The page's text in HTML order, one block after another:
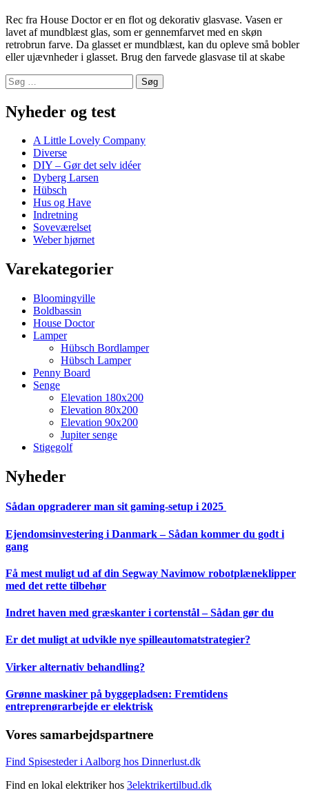
Rec fra House Doctor er en flot og dekorativ glasvase. Vasen er
lavet af mundblæst glas, som er gennemfarvet med en skøn
retrobrun farve. Da glasset er mundblæst, kan du opleve små bobler
eller ujævnheder i glasset. Brug den farvede glasvase til at skabe
Søg
efter:
Nyheder og test
A Little Lovely Company
Diverse
DIY – Gør det selv idéer
Dyberg Larsen
Hübsch
Hus og Have
Indretning
Soveværelset
Weber hjørnet
Varekategorier
Bloomingville
Boldbassin
House Doctor
Lamper
Hübsch Bordlamper
Hübsch Lamper
Penny Board
Senge
Elevation 180x200
Elevation 80x200
Elevation 90x200
Jupiter senge
Stigegolf
Nyheder
Sådan opgraderer man sit gaming-setup i 2025
Ejendomsinvestering i Danmark – Sådan kommer du godt i
gang
Få mest muligt ud af din Segway Navimow robotplæneklipper
med det rette tilbehør
Indret haven med græskanter i cortenstål – Sådan gør du
Er det muligt at udvikle nye spilleautomatstrategier?
Virker alternativ behandling?
Grønne maskiner på byggepladsen: Fremtidens
entreprenørarbejde er elektrisk
Vores samarbejdspartnere
Find Spisesteder i Aalborg hos Dinnerlust.dk
Find en lokal elektriker hos 3elektrikertilbud.dk